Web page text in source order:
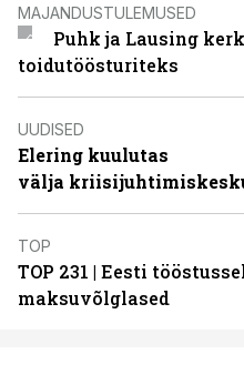
MAJANDUSTULEMUSED
Puhk ja Lausing
toidutöösturiteks
UUDISED
Elering kuulutas
välja
TOP
TOP 231 | Eesti
maksuvõlglased